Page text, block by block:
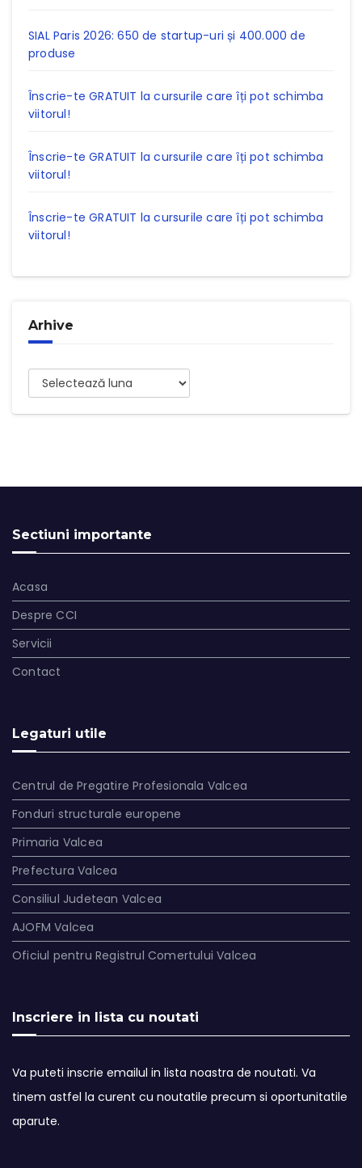
SIAL Paris 2026: 650 de startup-uri și 400.000 de
produse
Înscrie-te GRATUIT la cursurile care îți pot schimba
viitorul!
Înscrie-te GRATUIT la cursurile care îți pot schimba
viitorul!
Înscrie-te GRATUIT la cursurile care îți pot schimba
viitorul!
Arhive
Arhive
Sectiuni importante
Acasa
Despre CCI
Servicii
Contact
Legaturi utile
Centrul de Pregatire Profesionala Valcea
Fonduri structurale europene
Primaria Valcea
Prefectura Valcea
Consiliul Judetean Valcea
AJOFM Valcea
Oficiul pentru Registrul Comertului Valcea
Inscriere in lista cu noutati
Va puteti inscrie emailul in lista noastra de noutati. Va
tinem astfel la curent cu noutatile precum si oportunitatile
aparute.